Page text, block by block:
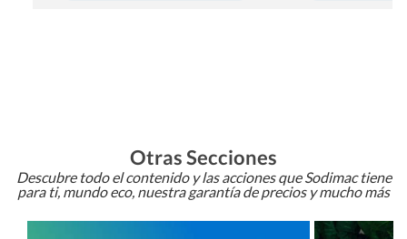
Otras Secciones
Descubre todo el contenido y las acciones que Sodimac tiene
para ti, mundo eco, nuestra garantía de precios y mucho más